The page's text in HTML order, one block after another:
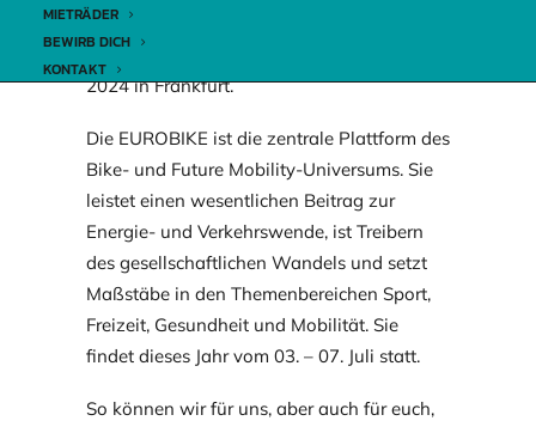
MIETRÄDER
BEWIRB DICH
KONTAKT
…denn wir sind für euch auf der EUROBIKE
2024 in Frankfurt.
Die EUROBIKE ist die zentrale Plattform des
Bike- und Future Mobility-Universums. Sie
leistet einen wesentlichen Beitrag zur
Energie- und Verkehrswende, ist Treibern
des gesellschaftlichen Wandels und setzt
Maßstäbe in den Themenbereichen Sport,
Freizeit, Gesundheit und Mobilität. Sie
findet dieses Jahr vom 03. – 07. Juli statt.
So können wir für uns, aber auch für euch,